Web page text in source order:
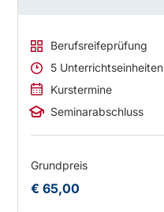
Berufsreifeprüfung
5 Unterrichtseinheiten
Kurstermine
Seminarabschluss
Grundpreis
€ 65,00